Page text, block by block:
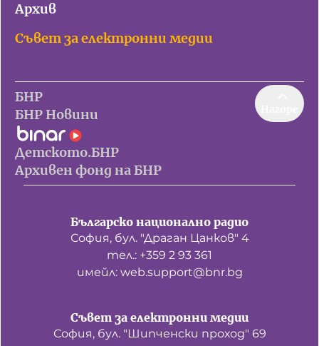
Архив
Съвет за електронни медии
БНР
БНР Новини
Детското.БНР
Архивен фонд на БНР
Българско национално радио
София, бул. "Драган Цанков" 4
тел.: +359 2 93 361
имейл: web.support@bnr.bg
Съвет за електронни медии
София, бул. "Шипченски проход" 69